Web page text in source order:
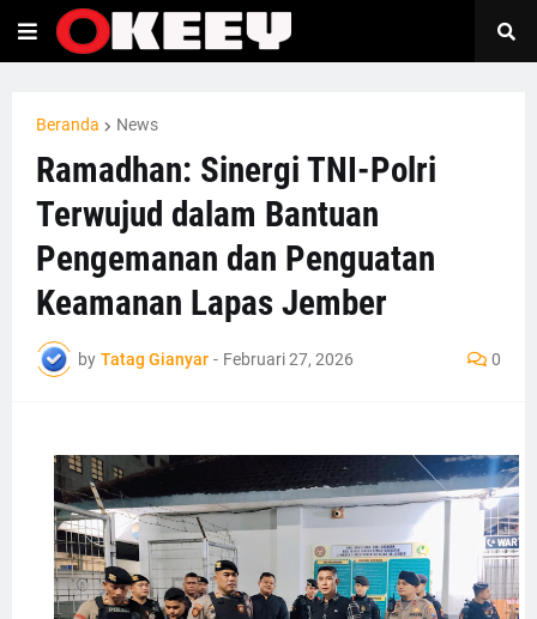
Beranda News
Ramadhan: Sinergi TNI-Polri
Terwujud dalam Bantuan
Pengemanan dan Penguatan
Keamanan Lapas Jember
by Tatag Gianyar - Februari 27, 2026 0